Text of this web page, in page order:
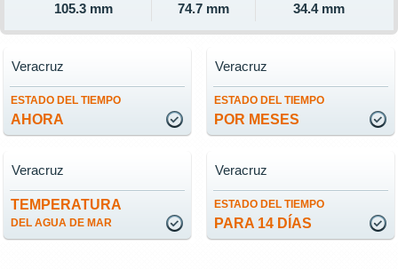
105.3 mm
74.7 mm 34.4 mm
ESTADO DEL TIEMPO
AHORA
Veracruz
ESTADO DEL TIEMPO
POR MESES
Veracruz
TEMPERATURA
DEL AGUA DE MAR
Veracruz
ESTADO DEL TIEMPO
PARA 14 DÍAS
Veracruz